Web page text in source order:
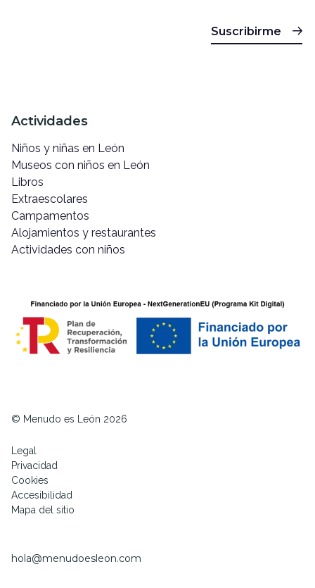
Suscribirme
Actividades
Niños y niñas en León
Museos con niños en León
Libros
Extraescolares
Campamentos
Alojamientos y restaurantes
Actividades con niños
© Menudo es León 2026
Legal
Privacidad
Cookies
Accesibilidad
Mapa del sitio
hola@menudoesleon.com